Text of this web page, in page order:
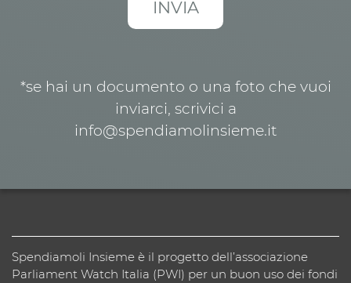
*se hai un documento o una foto che vuoi
inviarci, scrivici a
info@spendiamolinsieme.it
Spendiamoli Insieme è il progetto dell’associazione
Parliament Watch Italia (PWI) per un buon uso dei fondi